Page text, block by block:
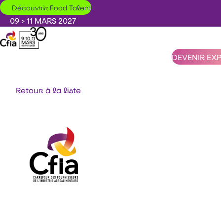
Aller au contenu principal
Découvrir Food Talent
09 > 11 MARS 2027
DEVENIR
Retour à la liste